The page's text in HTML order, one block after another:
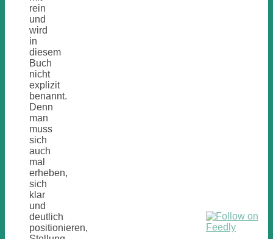
rein
und
wird
in
diesem
Buch
nicht
explizit
benannt.
Denn
man
muss
sich
auch
mal
erheben,
sich
klar
und
deutlich
positionieren,